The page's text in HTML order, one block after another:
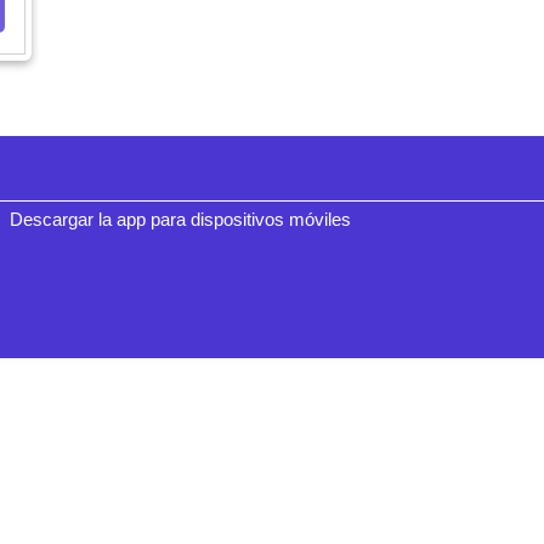
Descargar la app para dispositivos móviles